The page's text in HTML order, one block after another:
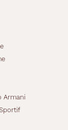
Armani